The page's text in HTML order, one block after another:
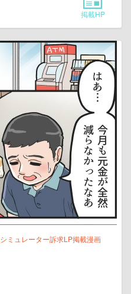
掲載HP
ミュレーター訴求LP掲載漫画